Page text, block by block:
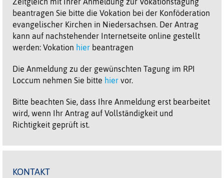
beantragen Sie bitte die Vokation bei der Konföderation
evangelischer Kirchen in Niedersachsen. Der Antrag
kann auf nachstehender Internetseite online gestellt
werden: Vokation hier beantragen
Die Anmeldung zu der gewünschten Tagung im RPI
Loccum nehmen Sie bitte hier vor.
Bitte beachten Sie, dass Ihre Anmeldung erst bearbeitet
wird, wenn Ihr Antrag auf Vollständigkeit und
Richtigkeit geprüft ist.
KONTAKT